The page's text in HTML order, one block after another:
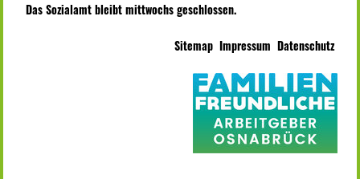
Das Sozialamt bleibt mittwochs geschlossen.
Sitemap Impressum Datenschutz